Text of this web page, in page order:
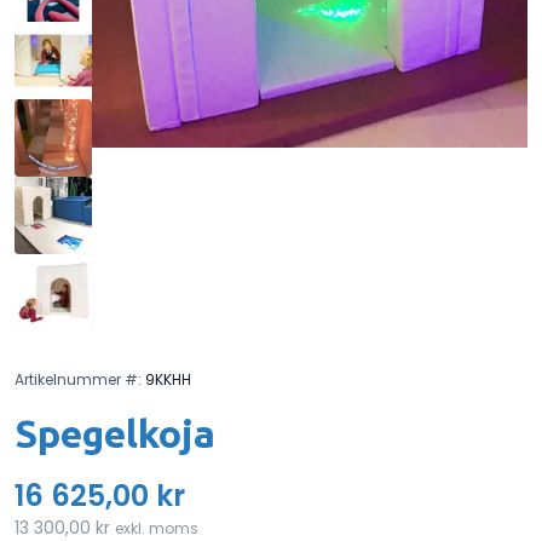
Artikelnummer #: 9KKHH
Spegelkoja
16 625,00 kr
13 300,00 kr exkl. moms